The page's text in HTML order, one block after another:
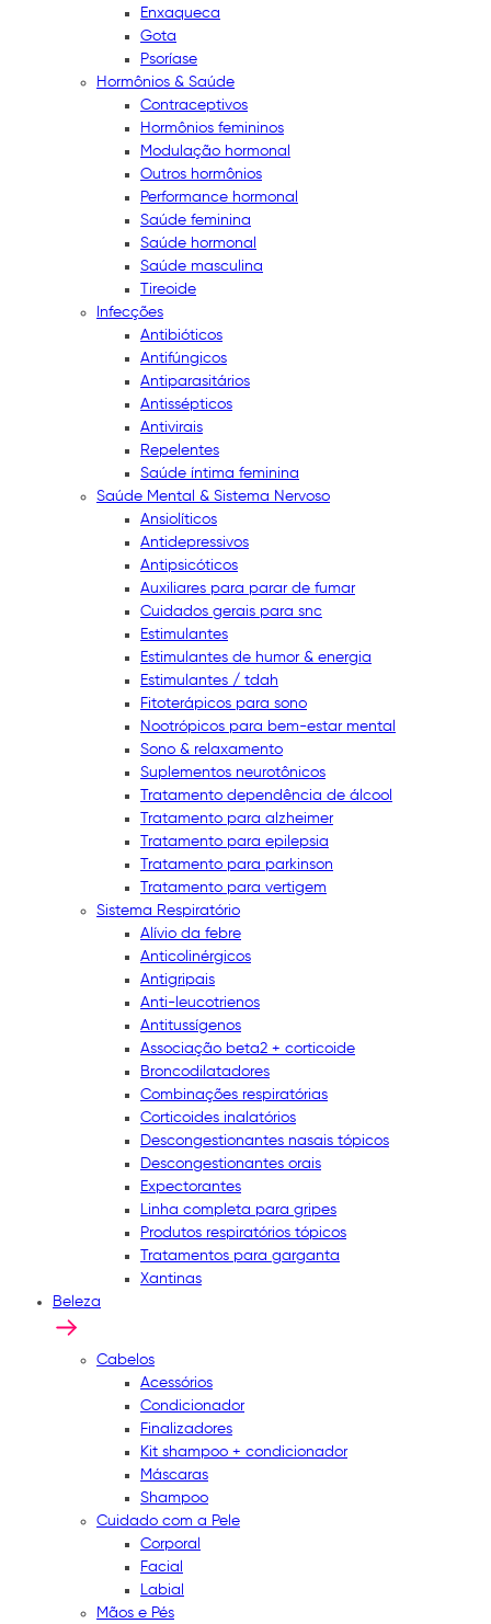
Enxaqueca
Gota
Psoríase
Hormônios & Saúde
Contraceptivos
Hormônios femininos
Modulação hormonal
Outros hormônios
Performance hormonal
Saúde feminina
Saúde hormonal
Saúde masculina
Tireoide
Infecções
Antibióticos
Antifúngicos
Antiparasitários
Antissépticos
Antivirais
Repelentes
Saúde íntima feminina
Saúde Mental & Sistema Nervoso
Ansiolíticos
Antidepressivos
Antipsicóticos
Auxiliares para parar de fumar
Cuidados gerais para snc
Estimulantes
Estimulantes de humor & energia
Estimulantes / tdah
Fitoterápicos para sono
Nootrópicos para bem-estar mental
Sono & relaxamento
Suplementos neurotônicos
Tratamento dependência de álcool
Tratamento para alzheimer
Tratamento para epilepsia
Tratamento para parkinson
Tratamento para vertigem
Sistema Respiratório
Alívio da febre
Anticolinérgicos
Antigripais
Anti-leucotrienos
Antitussígenos
Associação beta2 + corticoide
Broncodilatadores
Combinações respiratórias
Corticoides inalatórios
Descongestionantes nasais tópicos
Descongestionantes orais
Expectorantes
Linha completa para gripes
Produtos respiratórios tópicos
Tratamentos para garganta
Xantinas
Beleza
Cabelos
Acessórios
Condicionador
Finalizadores
Kit shampoo + condicionador
Máscaras
Shampoo
Cuidado com a Pele
Corporal
Facial
Labial
Mãos e Pés